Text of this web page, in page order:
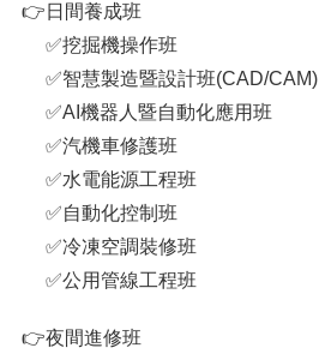
👉日間養成班
✅挖掘機操作班
✅智慧製造暨設計班(CAD/CAM)
✅AI機器人暨自動化應用班
✅汽機車修護班
✅水電能源工程班
✅自動化控制班
✅冷凍空調裝修班
✅公用管線工程班
👉夜間進修班